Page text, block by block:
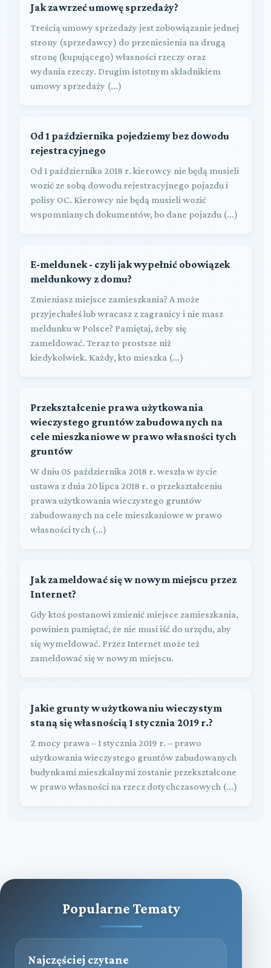
Jak zawrzeć umowę sprzedaży?
Treścią umowy sprzedaży jest zobowiązanie jednej
strony (sprzedawcy) do przeniesienia na drugą
stronę (kupującego) własności rzeczy oraz
wydania rzeczy. Drugim istotnym składnikiem
umowy sprzedaży (...)
Od 1 października pojedziemy bez dowodu
rejestracyjnego
Od 1 października 2018 r. kierowcy nie będą musieli
wozić ze sobą dowodu rejestracyjnego pojazdu i
polisy OC. Kierowcy nie będą musieli wozić
wspomnianych dokumentów, bo dane pojazdu (...)
E-meldunek - czyli jak wypełnić obowiązek
meldunkowy z domu?
Zmieniasz miejsce zamieszkania? A może
przyjechałeś lub wracasz z zagranicy i nie masz
meldunku w Polsce? Pamiętaj, żeby się
zameldować. Teraz to prostsze niż
kiedykolwiek. Każdy, kto mieszka (...)
Przekształcenie prawa użytkowania
wieczystego gruntów zabudowanych na
cele mieszkaniowe w prawo własności tych
gruntów
W dniu 05 października 2018 r. weszła w życie
ustawa z dnia 20 lipca 2018 r. o przekształceniu
prawa użytkowania wieczystego gruntów
zabudowanych na cele mieszkaniowe w prawo
własności tych (...)
Jak zameldować się w nowym miejscu przez
Internet?
Gdy ktoś postanowi zmienić miejsce zamieszkania,
powinien pamiętać, że nie musi iść do urzędu, aby
się wymeldować. Przez Internet może też
zameldować się w nowym miejscu.
Jakie grunty w użytkowaniu wieczystym
staną się własnością 1 stycznia 2019 r.?
Z mocy prawa – 1 stycznia 2019 r. – prawo
użytkowania wieczystego gruntów zabudowanych
budynkami mieszkalnymi zostanie przekształcone
w prawo własności na rzecz dotychczasowych (...)
Popularne Tematy
Najczęściej czytane